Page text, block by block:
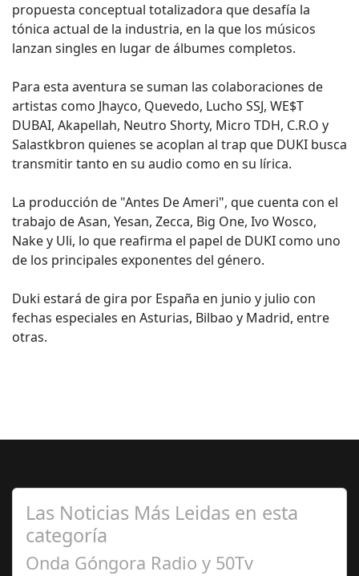
propuesta conceptual totalizadora que desafía la
tónica actual de la industria, en la que los músicos
lanzan singles en lugar de álbumes completos.
Para esta aventura se suman las colaboraciones de
artistas como Jhayco, Quevedo, Lucho SSJ, WE$T
DUBAI, Akapellah, Neutro Shorty, Micro TDH, C.R.O y
Salastkbron quienes se acoplan al trap que DUKI busca
transmitir tanto en su audio como en su lírica.
La producción de "Antes De Ameri", que cuenta con el
trabajo de Asan, Yesan, Zecca, Big One, Ivo Wosco,
Nake y Uli, lo que reafirma el papel de DUKI como uno
de los principales exponentes del género.
Duki estará de gira por España en junio y julio con
fechas especiales en Asturias, Bilbao y Madrid, entre
otras.
Las Noticias Más Leidas en esta
categoría
Onda Góngora Radio y 50Tv